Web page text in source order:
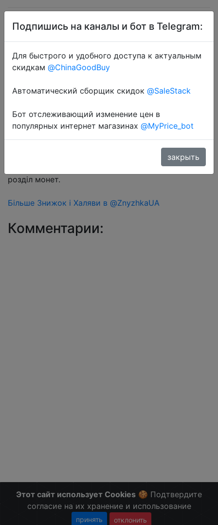
$2.43
Coins
Перейти в магазин
Знижка монетками 134-157 Coins у додатку через
розділ монет.
Більше Знижок і Халяви в @ZnyzhkaUA
Комментарии:
Этот сайт использует Cookies 🍪 Подтвердите
согласие на их хранение и использование
принять отклонить
Подпишись на каналы и бот в Telegram:
Для быстрого и удобного доступа к актуальным
скидкам @ChinaGoodBuy
Автоматический сборщик скидок @SaleStack
Бот отслеживающий изменение цен в
популярных интернет магазинах @MyPrice_bot
закрыть